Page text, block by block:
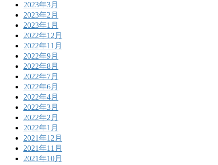
2023年3月
2023年2月
2023年1月
2022年12月
2022年11月
2022年9月
2022年8月
2022年7月
2022年6月
2022年4月
2022年3月
2022年2月
2022年1月
2021年12月
2021年11月
2021年10月